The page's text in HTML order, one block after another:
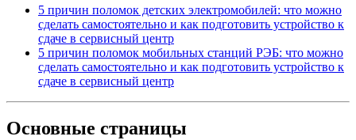
5 причин поломок детских электромобилей: что можно
сделать самостоятельно и как подготовить устройство к
сдаче в сервисный центр
5 причин поломок мобильных станций РЭБ: что можно
сделать самостоятельно и как подготовить устройство к
сдаче в сервисный центр
Основные страницы